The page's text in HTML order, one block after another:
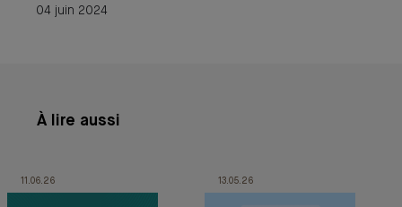
04 juin 2024
À lire aussi
11.06.26 13.05.26